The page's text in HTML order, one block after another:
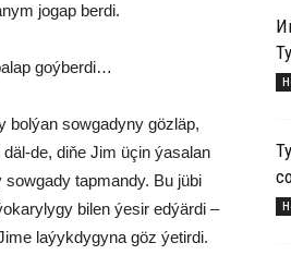
jo­gap ber­di.
goý­ber­di…
bol­ýan sow­ga­dy­ny göz­läp,
de, di­ňe Jim üçin ýa­sa­lan
tap­man­dy. Bu jü­bi
bi­len ýe­sir ed­ýär­di –
la­ýyk­dy­gy­na göz ýe­tir­di.